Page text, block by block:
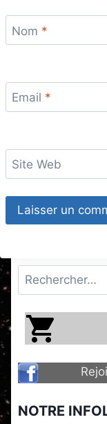
Nom *
Email *
Site Web
Rechercher :
NOTRE